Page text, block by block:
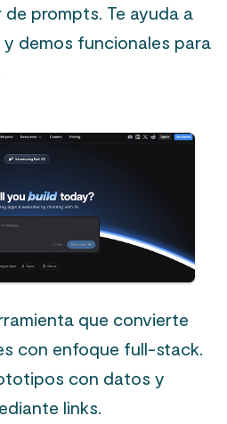
prompts. Te ayuda a
demos funcionales para
que convierte
con enfoque full-stack.
con datos y
links.